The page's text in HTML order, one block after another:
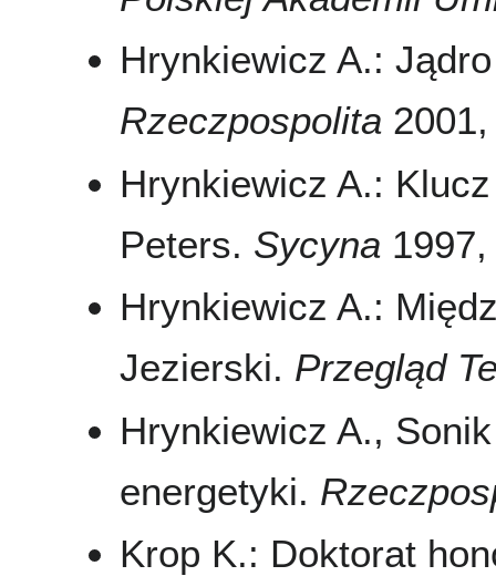
Hrynkiewicz A.:
Rzeczpospolita
Hrynkiewicz A.:
Peters. Sycyna
Hrynkiewicz A.:
Jezierski. Przegląd
Hrynkiewicz A.,
energetyki.
Krop K.: Doktorat